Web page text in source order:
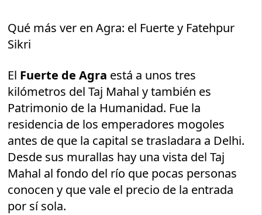
Qué más ver en Agra: el Fuerte y Fatehpur
Sikri
El Fuerte de Agra está a unos tres
kilómetros del Taj Mahal y también es
Patrimonio de la Humanidad. Fue la
residencia de los emperadores mogoles
antes de que la capital se trasladara a Delhi.
Desde sus murallas hay una vista del Taj
Mahal al fondo del río que pocas personas
conocen y que vale el precio de la entrada
por sí sola.